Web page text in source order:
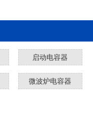
启动电容器
微波炉电容器